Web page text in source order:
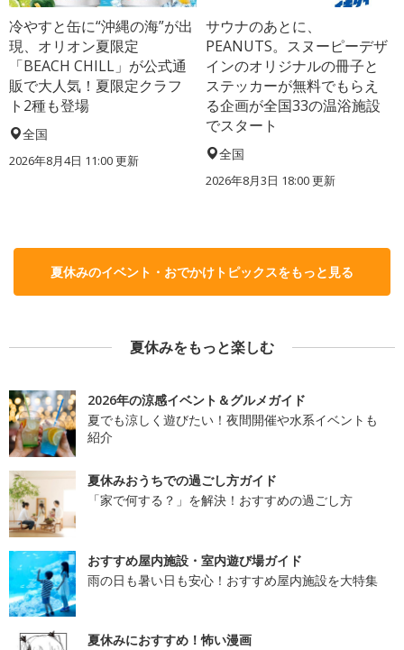
冷やすと缶に“沖縄の海”が出
現、オリオン夏限定
「BEACH CHILL」が公式通
販で大人気！夏限定クラフ
ト2種も登場
全国
2026年8月4日 11:00更新
サウナのあとに、
PEANUTS。スヌーピーデザ
インのオリジナルの冊子と
ステッカーが無料でもらえ
る企画が全国33の温浴施設
でスタート
全国
2026年8月3日 18:00更新
夏休みのイベント・おでかけトピックスをもっと見る
夏休みをもっと楽しむ
2026年の涼感イベント＆グルメガイド
夏でも涼しく遊びたい！夜間開催や水系イベントも
紹介
夏休みおうちでの過ごし方ガイド
「家で何する？」を解決！おすすめの過ごし方
おすすめ屋内施設・室内遊び場ガイド
雨の日も暑い日も安心！おすすめ屋内施設を大特集
夏休みにおすすめ！怖い漫画